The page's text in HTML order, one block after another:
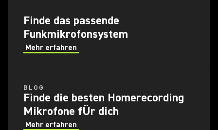
Finde das passende
Funkmikrofonsystem
Mehr erfahren
BLOG
Finde die besten Homerecording
Mikrofone fÜr dich
Mehr erfahren